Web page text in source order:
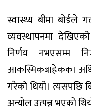
स्वास्थ्य बीमा बोर्डले
व्यवस्थापनमा
निर्णय नभएसम्म
आकस्मिकबाहेकका
गरेको थियो। त्यसपछि
अन्योल उत्पन्न भएको